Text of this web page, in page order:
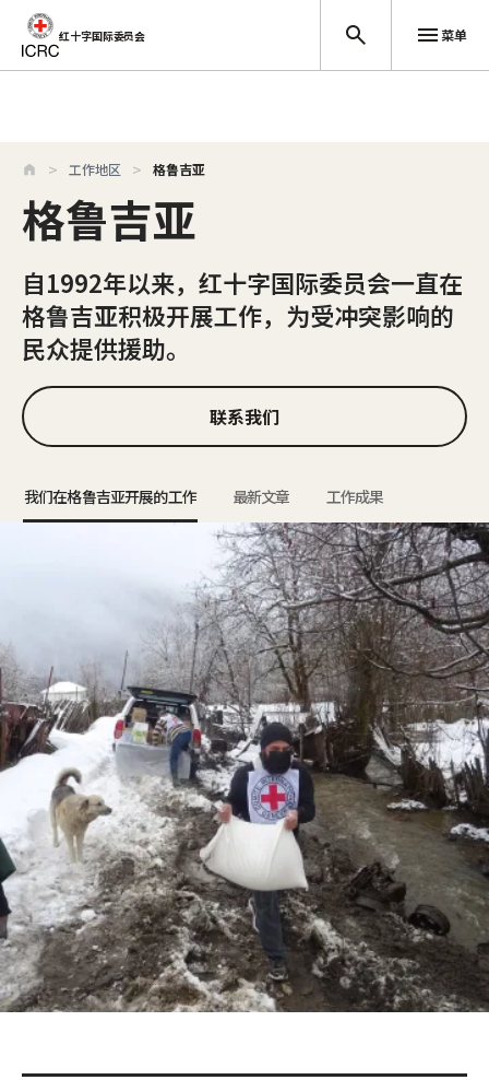
跳至主要内容
红十字国际委员会 菜单
工作地区 格鲁吉亚
格鲁吉亚
自1992年以来，红十字国际委员会一直在
格鲁吉亚积极开展工作，为受冲突影响的
民众提供援助。
联系我们
我们在格鲁吉亚开展的工作 最新文章 工作成果